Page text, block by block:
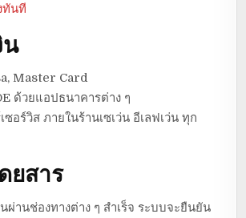
ทันที
น
Master Card
ด้วยแอปธนาคารต่าง ๆ
ซอร์วิส ภายในร้านเซเว่น อีเลฟเว่น ทุก
ยสาร
ผ่านช่องทางต่าง ๆ สำเร็จ ระบบจะยืนยัน